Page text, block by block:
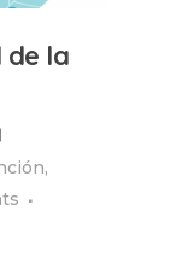
de la
,